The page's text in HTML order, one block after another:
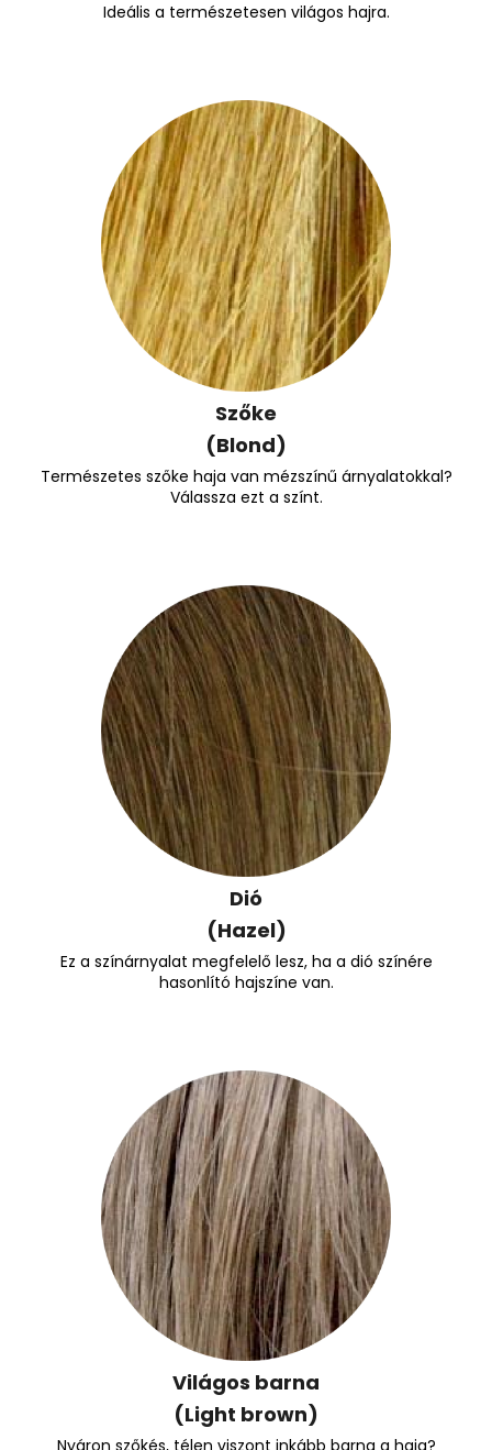
Ideális a természetesen világos hajra.
Szőke
(Blond)
Természetes szőke haja van mézszínű árnyalatokkal?
Válassza ezt a színt.
Dió
(Hazel)
Ez a színárnyalat megfelelő lesz, ha a dió színére
hasonlító hajszíne van.
Világos barna
(Light brown)